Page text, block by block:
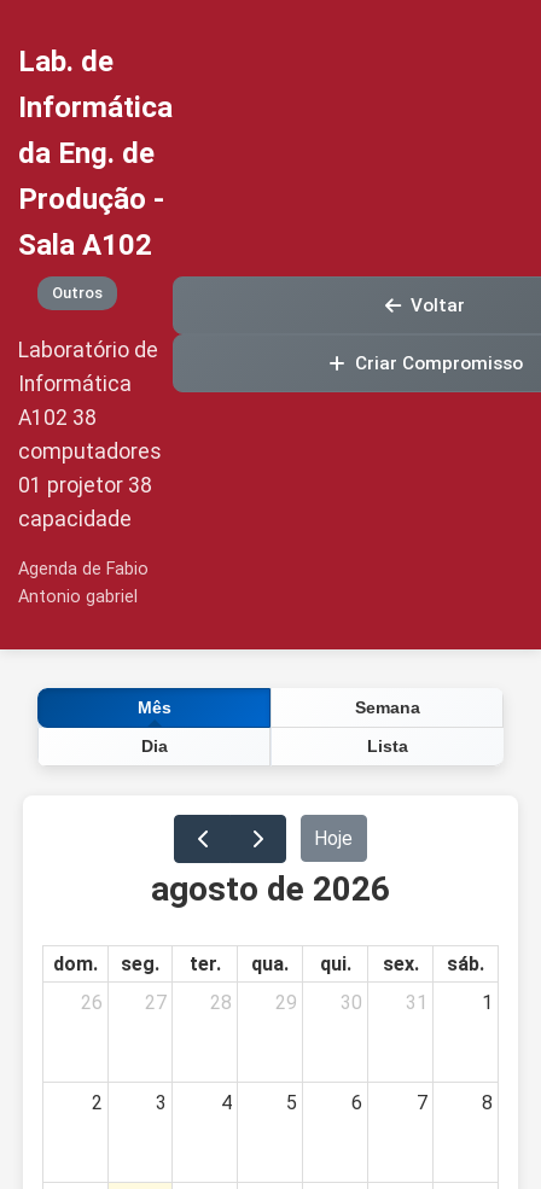
Lab. de
Informática
da Eng. de
Produção -
Sala A102
Outros
Laboratório de
Informática
A102 38
computadores
01 projetor 38
capacidade
Agenda de Fabio
Antonio gabriel
Voltar
Criar Compromisso
Mês Semana
Dia Lista
Hoje
agosto de 2026
dom. seg. ter. qua. qui. sex.
sáb.
26
27 28 29 30 31 1
2 3 4 5 6 7 8